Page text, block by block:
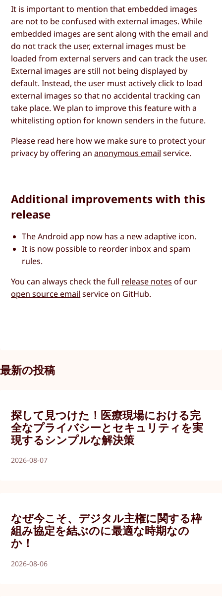
It is important to mention that embedded images
are not to be confused with external images. While
embedded images are sent along with the email and
do not track the user, external images must be
loaded from external servers and can track the user.
External images are still not being displayed by
default. Instead, the user must actively click to load
external images so that no accidental tracking can
take place. We plan to improve this feature with a
whitelisting option for known senders in the future.
Please read here how we make sure to protect your
privacy by offering ananonymous email service.
Additional improvements with this
release
The Android app now has a new adaptive icon.
It is now possible to reorder inbox and spam
rules.
You can always check the full release notes of our
open source email service on GitHub.
最新の投稿
探して見つけた！医療現場における完
全なプライバシーとセキュリティを実
現するシンプルな解決策
2026-08-07
なぜ今こそ、デジタル主権に関する枠
組み協定を結ぶのに最適な時期なの
か！
2026-08-06